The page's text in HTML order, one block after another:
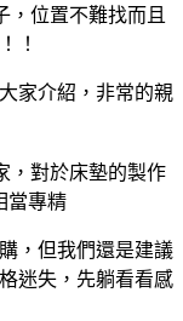
，位置不難找而且
！
家介紹，非常的親
，對於床墊的製作
當專精
，但我們還是建議
迷失，先躺看看感